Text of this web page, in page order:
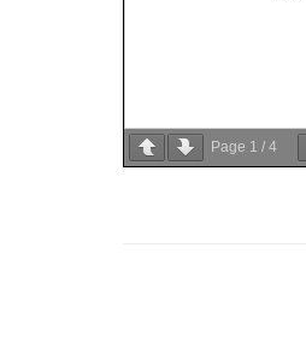
Page 1 / 4